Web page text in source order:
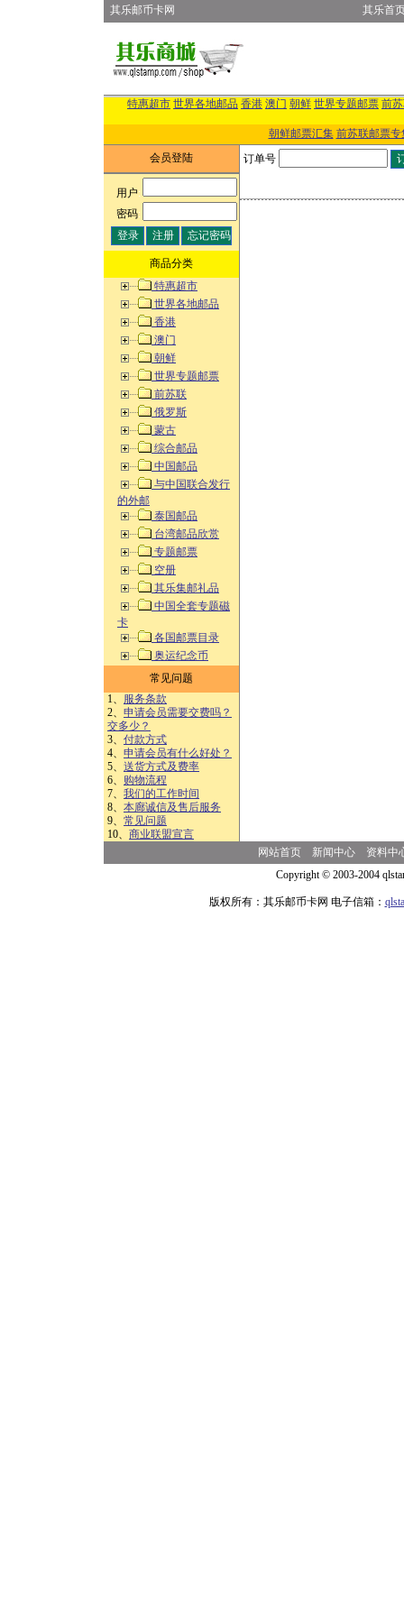
其乐邮币卡网 其乐首
特惠超市 世界各地邮品 香港 澳门 朝鲜 世界专题邮票 前
朝鲜邮票汇集 前苏联邮票专
会员登陆
用户:
密码:
商品分类
特惠超市
世界各地邮品
香港
澳门
朝鲜
世界专题邮票
前苏联
俄罗斯
蒙古
综合邮品
中国邮品
与中国联合发行
的外邮
泰国邮品
台湾邮品欣赏
专题邮票
空册
其乐集邮礼品
中国全套专题磁
卡
各国邮票目录
奥运纪念币
常见问题
1、 服务条款
2、 申请会员需要交费吗？
交多少？
3、 付款方式
4、 申请会员有什么好处？
5、 送货方式及费率
6、 购物流程
7、 我们的工作时间
8、 本廊诚信及售后服务
9、 常见问题
10、 商业联盟宣言
订单号
网站首页 新闻中心
资料中
Copyright © 2003-2004
版权所有：其乐邮币卡网 电子信箱：